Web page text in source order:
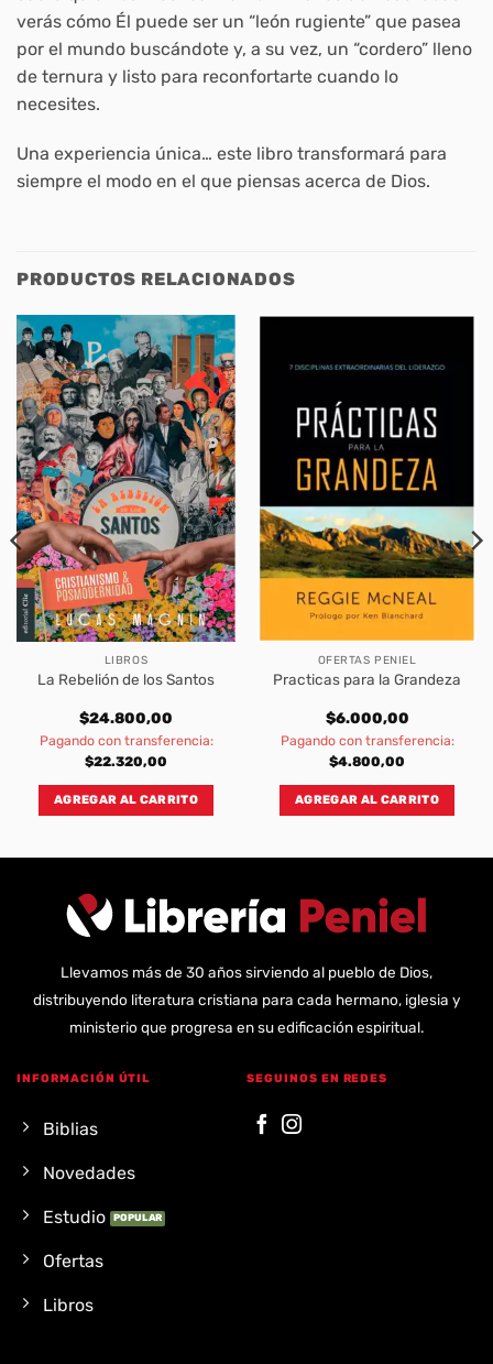
verás cómo Él puede ser un “león rugiente” que pasea
por el mundo buscándote y, a su vez, un “cordero” lleno
de ternura y listo para reconfortarte cuando lo
necesites.
Una experiencia única… este libro transformará para
siempre el modo en el que piensas acerca de Dios.
PRODUCTOS RELACIONADOS
LIBROS
La Rebelión de los Santos
$24.800,00
Pagando con transferencia:
$22.320,00
AGREGAR AL CARRITO
OFERTAS PENIEL
Practicas para la Grandeza
$6.000,00
Pagando con transferencia:
$4.800,00
AGREGAR AL CARRITO
Llevamos más de 30 años sirviendo al pueblo de Dios,
distribuyendo literatura cristiana para cada hermano, iglesia y
ministerio que progresa en su edificación espiritual.
INFORMACIÓN ÚTIL
Biblias
Novedades
Estudio
Ofertas
Libros
SEGUINOS EN REDES